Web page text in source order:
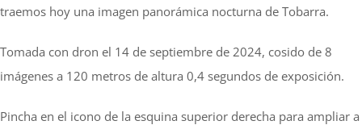
traemos hoy una imagen panorámica nocturna de Tobarra.
Tomada con dron el 14 de septiembre de 2024, cosido de 8
imágenes a 120 metros de altura 0,4 segundos de exposición.
Pincha en el icono de la esquina superior derecha para ampliar a